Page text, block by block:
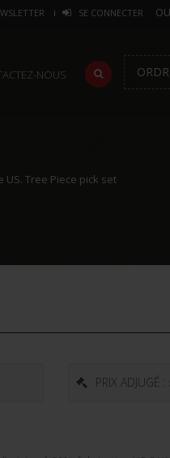
SE CONNECTER
NOUS
US. Tree Piece pick set
PRIX ADJUGÉ :